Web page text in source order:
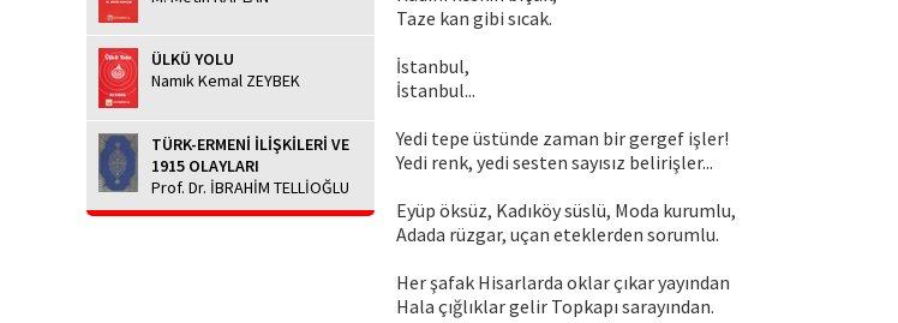
ÜLKÜ YOLU
Namık Kemal ZEYBEK
TÜRK-ERMENİ İLİŞKİLERİ VE
1915 OLAYLARI
Prof. Dr. İBRAHİM TELLİOĞLU
Taze kan gibi sıcak.
İstanbul,
İstanbul...
Yedi tepe üstünde zaman bir gergef işler!
Yedi renk, yedi sesten sayısız belirişler...
Eyüp öksüz, Kadıköy süslü, Moda kurumlu,
Adada rüzgar, uçan eteklerden sorumlu.
Her şafak Hisarlarda oklar çıkar yayından
Hala çığlıklar gelir Topkapı sarayından.